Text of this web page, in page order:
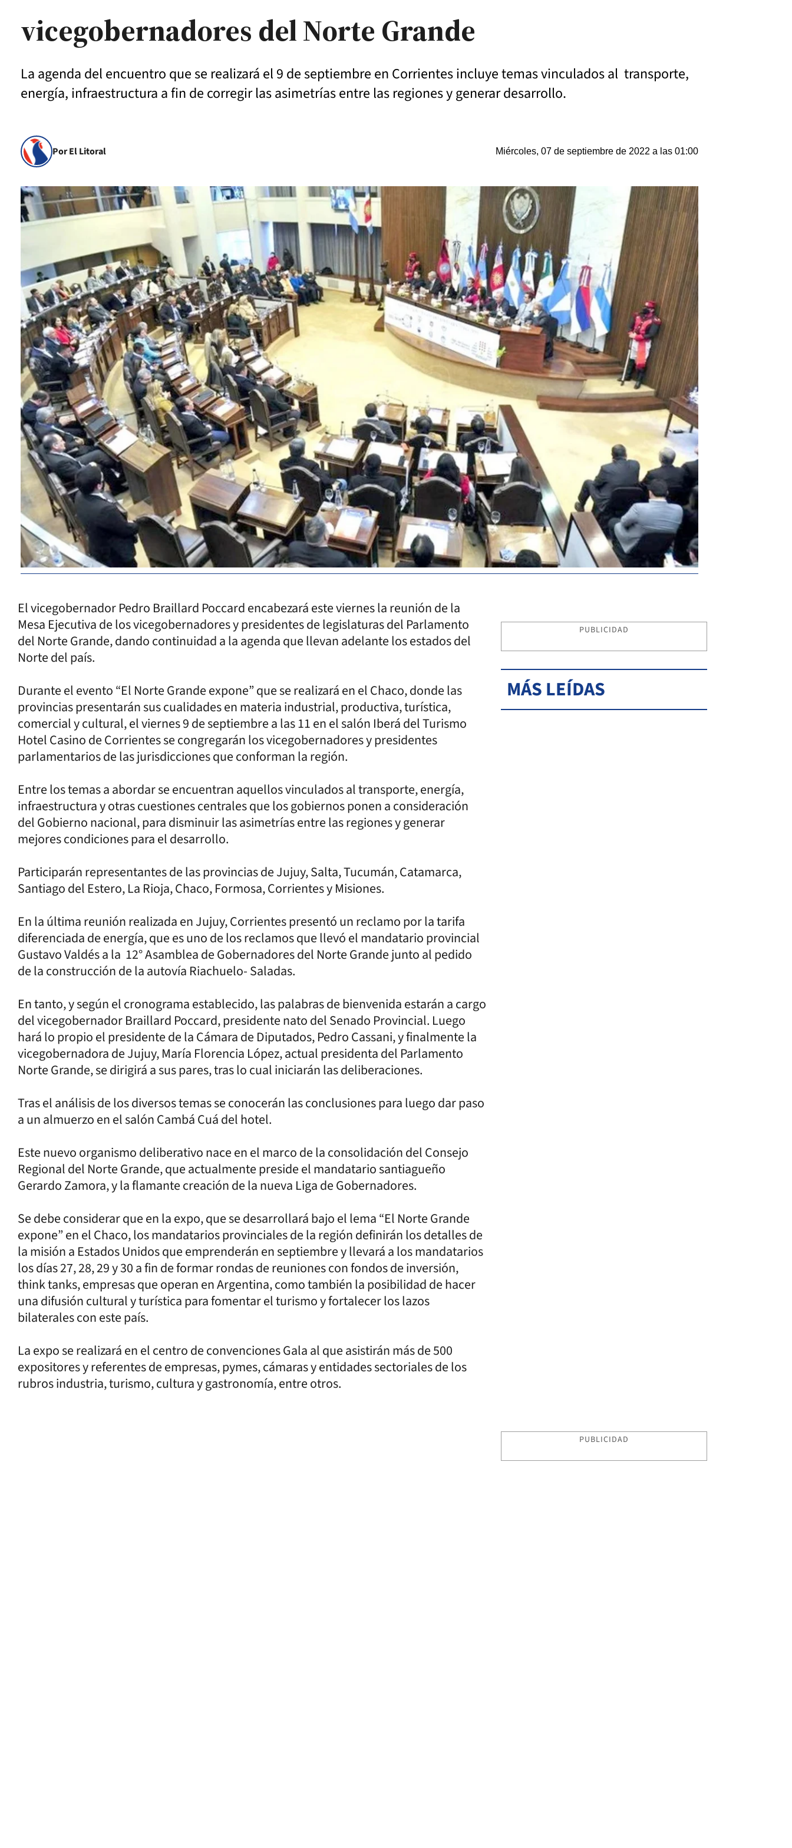
vicegobernadores del Norte Grande
La agenda del encuentro que se realizará el 9 de septiembre en Corrientes incluye temas vinculados al transporte,
energía, infraestructura a fin de corregir las asimetrías entre las regiones y generar desarrollo.
Por El Litoral Miércoles, 07 de septiembre de 2022 a las 01:00
El vicegobernador Pedro Braillard Poccard encabezará este viernes la reunión de la
Mesa Ejecutiva de los vicegobernadores y presidentes de legislaturas del Parlamento
del Norte Grande, dando continuidad a la agenda que llevan adelante los estados del
Norte del país.
Durante el evento “El Norte Grande expone” que se realizará en el Chaco, donde las
provincias presentarán sus cualidades en materia industrial, productiva, turística,
comercial y cultural, el viernes 9 de septiembre a las 11 en el salón Iberá del Turismo
Hotel Casino de Corrientes se congregarán los vicegobernadores y presidentes
parlamentarios de las jurisdicciones que conforman la región.
Entre los temas a abordar se encuentran aquellos vinculados al transporte, energía,
infraestructura y otras cuestiones centrales que los gobiernos ponen a consideración
del Gobierno nacional, para disminuir las asimetrías entre las regiones y generar
mejores condiciones para el desarrollo.
Participarán representantes de las provincias de Jujuy, Salta, Tucumán, Catamarca,
Santiago del Estero, La Rioja, Chaco, Formosa, Corrientes y Misiones.
En la última reunión realizada en Jujuy, Corrientes presentó un reclamo por la tarifa
diferenciada de energía, que es uno de los reclamos que llevó el mandatario provincial
Gustavo Valdés a la 12° Asamblea de Gobernadores del Norte Grande junto al pedido
de la construcción de la autovía Riachuelo- Saladas.
En tanto, y según el cronograma establecido, las palabras de bienvenida estarán a cargo
del vicegobernador Braillard Poccard, presidente nato del Senado Provincial. Luego
hará lo propio el presidente de la Cámara de Diputados, Pedro Cassani, y finalmente la
vicegobernadora de Jujuy, María Florencia López, actual presidenta del Parlamento
Norte Grande, se dirigirá a sus pares, tras lo cual iniciarán las deliberaciones.
Tras el análisis de los diversos temas se conocerán las conclusiones para luego dar paso
a un almuerzo en el salón Cambá Cuá del hotel.
Este nuevo organismo deliberativo nace en el marco de la consolidación del Consejo
Regional del Norte Grande, que actualmente preside el mandatario santiagueño
Gerardo Zamora, y la flamante creación de la nueva Liga de Gobernadores.
Se debe considerar que en la expo, que se desarrollará bajo el lema “El Norte Grande
expone” en el Chaco, los mandatarios provinciales de la región definirán los detalles de
la misión a Estados Unidos que emprenderán en septiembre y llevará a los mandatarios
los días 27, 28, 29 y 30 a fin de formar rondas de reuniones con fondos de inversión,
think tanks, empresas que operan en Argentina, como también la posibilidad de hacer
una difusión cultural y turística para fomentar el turismo y fortalecer los lazos
bilaterales con este país.
La expo se realizará en el centro de convenciones Gala al que asistirán más de 500
expositores y referentes de empresas, pymes, cámaras y entidades sectoriales de los
rubros industria, turismo, cultura y gastronomía, entre otros.
PUBLICIDAD
MÁS LEÍDAS
PUBLICIDAD